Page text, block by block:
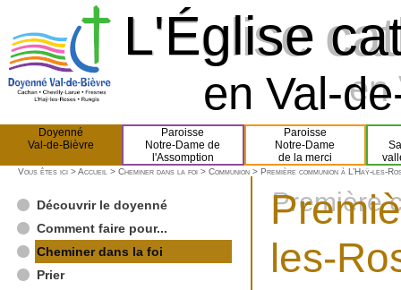
L'Église
L'Église
en
en Val-
Doyenné
Val-de-Bièvre
Paroisse
Notre-Dame de
l'Assomption
Paroisse
Notre-Dame
de la merci
Vous êtes ici >Accueil > Cheminer dans la foi > Communion > Première communion à L’Haÿ-les-
Découvrir le doyenné
Comment faire pour...
Cheminer dans la foi
Prier
Première
les-